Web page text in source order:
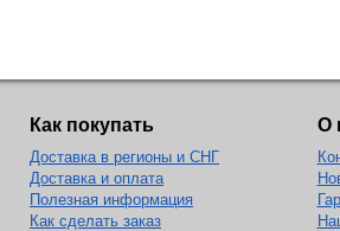
Как покупать
Доставка в регионы и СНГ
Доставка и оплата
Полезная информация
Как сделать заказ
О